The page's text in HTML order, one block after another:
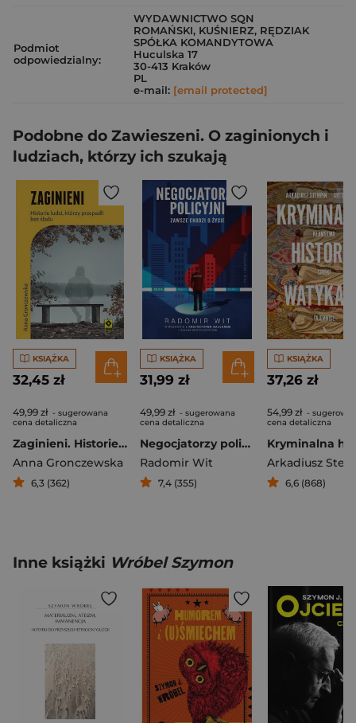
Podmiot
odpowiedzialny:
WYDAWNICTWO SQN
ROMAŃSKI, KUŚNIERZ, RĘDZIAK
SPÓŁKA KOMANDYTOWA
Huculska 17
30-413 Kraków
PL
e-mail: [email protected]
Podobne do Zawieszeni. O zaginionych i
ludziach, którzy ich szukają
KSIĄŻKA
32,45 zł
49,99 zł - sugerowana
cena detaliczna
Zaginieni. Historie ludzi którzy przepadli bez śladu
Anna Gronczewska
6,3 (362)
KSIĄŻKA
31,99 zł
49,99 zł - sugerowana
cena detaliczna
Negocjatorzy policyjni. Zawsze chodzi o życie
Radomir Wit
7,4 (355)
KSIĄŻKA
37,26 zł
54,99 zł -
cena detaliczna
6,6 (868)
Inne książki Wróbel Szymon